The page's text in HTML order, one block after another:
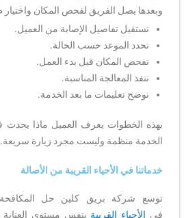
وبعدها يصل الفريق لفحص المكان واختيار
نستقبل تفاصيل الإصابة من العميل.
نحدد الموعد حسب الحالة.
نفحص المكان قبل بدء العمل.
ننفذ المعالجة المناسبة.
نوضح تعليمات ما بعد الخدمة.
بهذه الخطوات يعرف العميل ماذا
الخدمة منظمة وليست مجرد زيارة سريعة.
خدماتنا في الأحياء القريبة من الأصالة
توسع شركة بريق كلين حل المكافحة
في الأحياء القريبة بنفس مستوى العناية